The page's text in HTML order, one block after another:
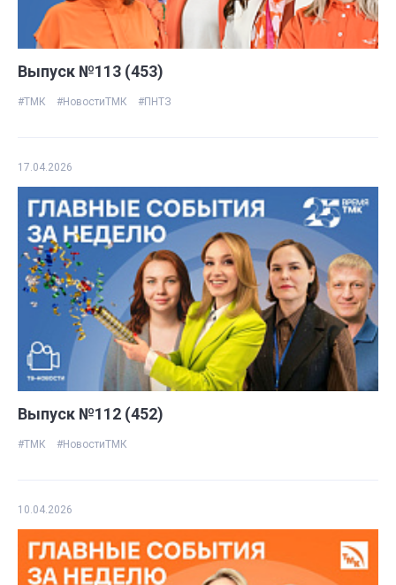
Выпуск №113 (453)
#ТМК #НовостиТМК #ПНТЗ
17.04.2026
Выпуск №112 (452)
#ТМК #НовостиТМК
10.04.2026